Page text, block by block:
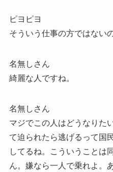
ピヨピヨ
そういう仕事の方ではない
名無しさん
綺麗な人ですね。
名無しさん
マジでこの人はどうなりた
て迫られたら逃げるって国
してるね。こういうことは
ん。嫌なら一人で乗れよ。